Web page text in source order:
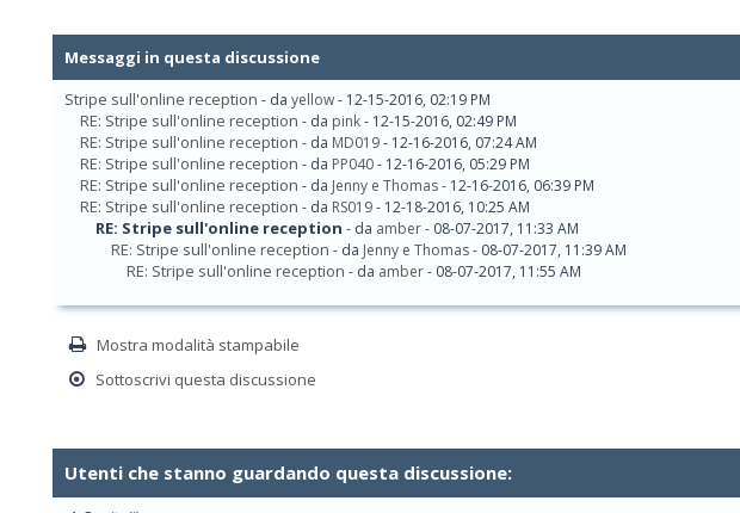
Messaggi in questa discussione
Stripe sull'online reception - da yellow- 12-15-2016, 02:19 PM
RE: Stripe sull'online reception - da pink- 12-15-2016, 02:49 PM
RE: Stripe sull'online reception - da MD019- 12-16-2016, 07:24 AM
RE: Stripe sull'online reception - da PP040- 12-16-2016, 05:29 PM
RE: Stripe sull'online reception - da Jenny e Thomas- 12-16-2016, 06:39 PM
RE: Stripe sull'online reception - da RS019- 12-18-2016, 10:25 AM
RE: Stripe sull'online reception - da amber- 08-07-2017, 11:33 AM
RE: Stripe sull'online reception - da Jenny e Thomas- 08-07-2017, 11:39 AM
RE: Stripe sull'online reception - da amber- 08-07-2017, 11:55 AM
Mostra modalità stampabile
Sottoscrivi questa discussione
Utenti che stanno guardando questa discussione: